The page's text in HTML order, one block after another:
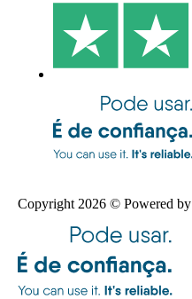
Copyright 2026 © Powered by